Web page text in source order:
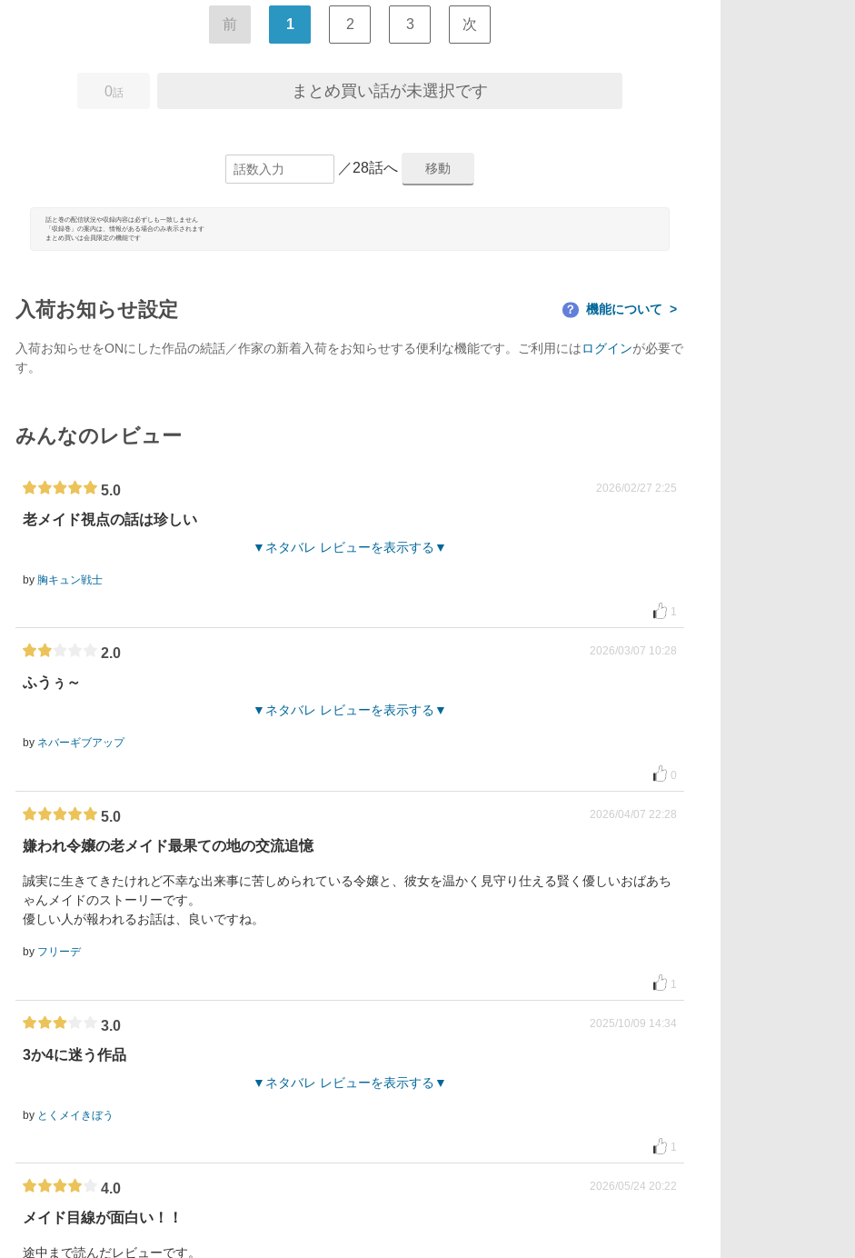
前 1 2 3 次
0話 まとめ買い話が未選択です
／28話へ
話と巻の配信状況や収録内容は必ずしも一致しません
「収録巻」の案内は、情報がある場合のみ表示されます
まとめ買いは会員限定の機能です
入荷お知らせ設定 ？ 機能について
入荷お知らせをONにした作品の続話／作家の新着入荷をお知らせする便利な機能です。ご利用にはログインが必要で
す。
みんなのレビュー
5.0 2026/02/27 2:25
老メイド視点の話は珍しい
ネタバレ レビューを表示する
by 胸キュン戦士
1
2.0 2026/03/07 10:28
ふうぅ～
ネタバレ レビューを表示する
by ネバーギブアップ
0
5.0 2026/04/07 22:28
嫌われ令嬢の老メイド最果ての地の交流追憶
誠実に生きてきたけれど不幸な出来事に苦しめられている令嬢と、彼女を温かく見守り仕える賢く優しいおばあち
ゃんメイドのストーリーです。
優しい人が報われるお話は、良いですね。
by フリーデ
1
3.0 2025/10/09 14:34
3か4に迷う作品
ネタバレ レビューを表示する
by とくメイきぼう
1
4.0 2026/05/24 20:22
メイド目線が面白い！！
途中まで読んだレビューです。